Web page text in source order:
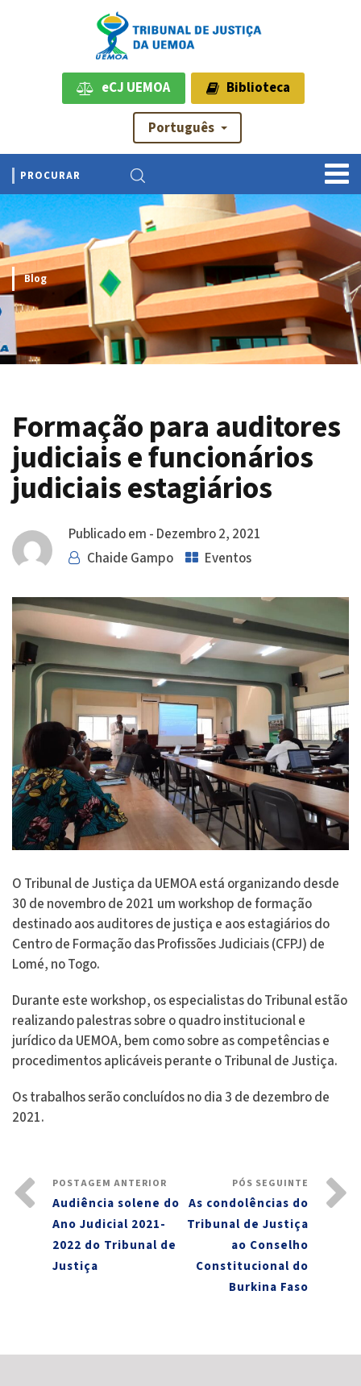
eCJ UEMOA Biblioteca
Português
Blog
Formação para auditores
judiciais e funcionários
judiciais estagiários
Publicado em - Dezembro 2, 2021
Chaide Gampo
Eventos
O Tribunal de Justiça da UEMOA está organizando desde
30 de novembro de 2021 um workshop de formação
destinado aos auditores de justiça e aos estagiários do
Centro de Formação das Profissões Judiciais (CFPJ) de
Lomé, no Togo.
Durante este workshop, os especialistas do Tribunal estão
realizando palestras sobre o quadro institucional e
jurídico da UEMOA, bem como sobre as competências e
procedimentos aplicáveis perante o Tribunal de Justiça.
Os trabalhos serão concluídos no dia 3 de dezembro de
2021.
POSTAGEM ANTERIOR
Audiência solene do
Ano Judicial 2021-
2022 do Tribunal de
Justiça
PÓS SEGUINTE
As condolências do
Tribunal de Justiça
ao Conselho
Constitucional do
Burkina Faso